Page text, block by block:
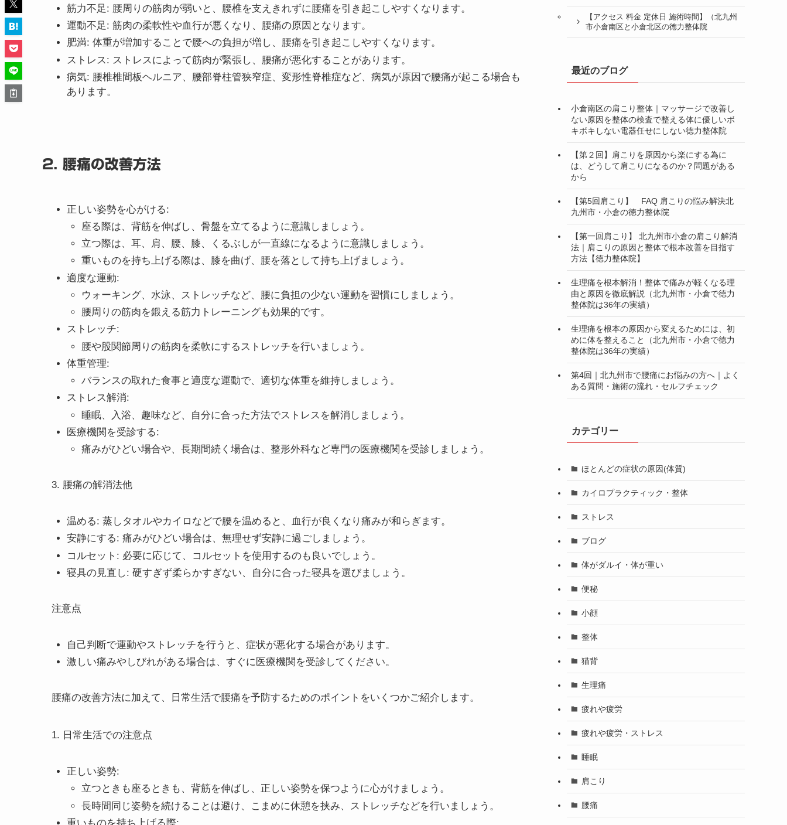
筋力不足: 腰周りの筋肉が弱いと、腰椎を支えきれずに腰痛を引き起こしやすくなります。
運動不足: 筋肉の柔軟性や血行が悪くなり、腰痛の原因となります。
肥満: 体重が増加することで腰への負担が増し、腰痛を引き起こしやすくなります。
ストレス: ストレスによって筋肉が緊張し、腰痛が悪化することがあります。
病気: 腰椎椎間板ヘルニア、腰部脊柱管狭窄症、変形性脊椎症など、病気が原因で腰痛が起こる場合も
あります。
2. 腰痛の改善方法
正しい姿勢を心がける:
座る際は、背筋を伸ばし、骨盤を立てるように意識しましょう。
立つ際は、耳、肩、腰、膝、くるぶしが一直線になるように意識しましょう。
重いものを持ち上げる際は、膝を曲げ、腰を落として持ち上げましょう。
適度な運動:
ウォーキング、水泳、ストレッチなど、腰に負担の少ない運動を習慣にしましょう。
腰周りの筋肉を鍛える筋力トレーニングも効果的です。
ストレッチ:
腰や股関節周りの筋肉を柔軟にするストレッチを行いましょう。
体重管理:
バランスの取れた食事と適度な運動で、適切な体重を維持しましょう。
ストレス解消:
睡眠、入浴、趣味など、自分に合った方法でストレスを解消しましょう。
医療機関を受診する:
痛みがひどい場合や、長期間続く場合は、整形外科など専門の医療機関を受診しましょう。
3. 腰痛の解消法他
温める: 蒸しタオルやカイロなどで腰を温めると、血行が良くなり痛みが和らぎます。
安静にする: 痛みがひどい場合は、無理せず安静に過ごしましょう。
コルセット: 必要に応じて、コルセットを使用するのも良いでしょう。
寝具の見直し: 硬すぎず柔らかすぎない、自分に合った寝具を選びましょう。
注意点
自己判断で運動やストレッチを行うと、症状が悪化する場合があります。
激しい痛みやしびれがある場合は、すぐに医療機関を受診してください。
腰痛の改善方法に加えて、日常生活で腰痛を予防するためのポイントをいくつかご紹介します。
1. 日常生活での注意点
正しい姿勢:
立つときも座るときも、背筋を伸ばし、正しい姿勢を保つように心がけましょう。
長時間同じ姿勢を続けることは避け、こまめに休憩を挟み、ストレッチなどを行いましょう。
【アクセス 料金 定休日 施術時間】（北九州
市小倉南区と小倉北区の徳力整体院
最近のブログ
小倉南区の肩こり整体｜マッサージで改善し
ない原因を整体の検査で整える体に優しいボ
キボキしない電器任せにしない徳力整体院
【第２回】肩こりを原因から楽にする為に
は、どうして肩こりになるのか？問題がある
から
【第5回肩こり】 FAQ 肩こりの悩み解決北
九州市・小倉の徳力整体院
【第一回肩こり】 北九州市小倉の肩こり解消
法｜肩こりの原因と整体で根本改善を目指す
方法【徳力整体院】
生理痛を根本解消！整体で痛みが軽くなる理
由と原因を徹底解説（北九州市・小倉で徳力
整体院は36年の実績）
生理痛を根本の原因から変えるためには、初
めに体を整えること（北九州市・小倉で徳力
整体院は36年の実績）
第4回｜北九州市で腰痛にお悩みの方へ｜よく
ある質問・施術の流れ・セルフチェック
カテゴリー
ほとんどの症状の原因(体質)
カイロプラクティック・整体
ストレス
ブログ
体がダルイ・体が重い
便秘
小顔
整体
猫背
生理痛
疲れや疲労
疲れや疲労・ストレス
睡眠
肩こり
腰痛